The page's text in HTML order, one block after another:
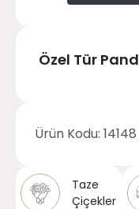
Özel Tür
Ürün Kodu: 14148
Taze
Çiçekler